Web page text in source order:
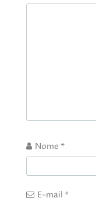
Nome *
E-mail *